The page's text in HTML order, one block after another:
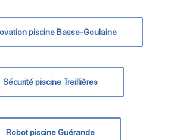
piscine Basse-Goulaine
Sécurité piscine Treillières
Robot piscine Guérande